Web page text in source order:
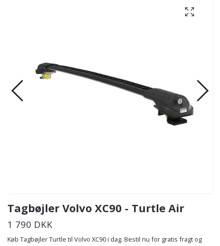
Tagbøjler Volvo XC90 - Turtle Air
1 790 DKK
Køb Tagbøjler Turtle til Volvo XC90 i dag. Bestil nu for gratis fragt og